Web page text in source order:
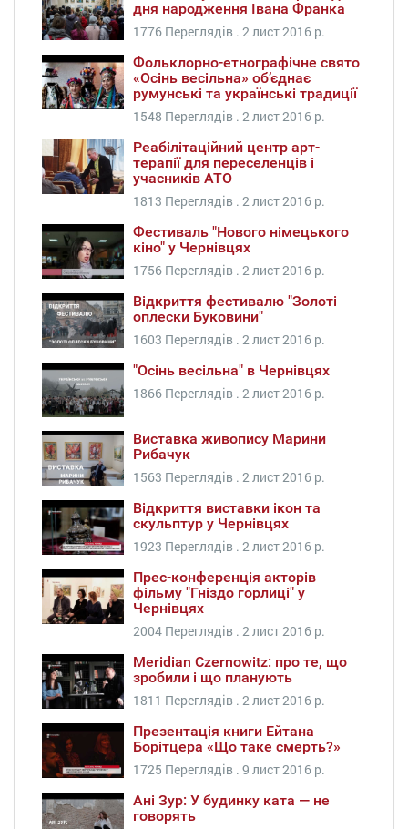
дня народження Івана Франка
1776 Переглядів . 2 лист 2016 р.
Фольклорно-етнографічне свято
«Осінь весільна» об’єднає
румунські та українські традиції
1548 Переглядів . 2 лист 2016 р.
Реабілітаційний центр арт-
терапії для переселенців і
учасників АТО
1813 Переглядів . 2 лист 2016 р.
Фестиваль "Нового німецького
кіно" у Чернівцях
1756 Переглядів . 2 лист 2016 р.
Відкриття фестивалю "Золоті
оплески Буковини"
1603 Переглядів . 2 лист 2016 р.
"Осінь весільна" в Чернівцях
1866 Переглядів . 2 лист 2016 р.
Виставка живопису Марини
Рибачук
1563 Переглядів . 2 лист 2016 р.
Відкриття виставки ікон та
скульптур у Чернівцях
1923 Переглядів . 2 лист 2016 р.
Прес-конференція акторів
фільму "Гніздо горлиці" у
Чернівцях
2004 Переглядів . 2 лист 2016 р.
Meridian Czernowitz: про те, що
зробили і що планують
1811 Переглядів . 2 лист 2016 р.
Презентація книги Ейтана
Борітцера «Що таке смерть?»
1725 Переглядів . 9 лист 2016 р.
Ані Зур: У будинку ката — не
говорять